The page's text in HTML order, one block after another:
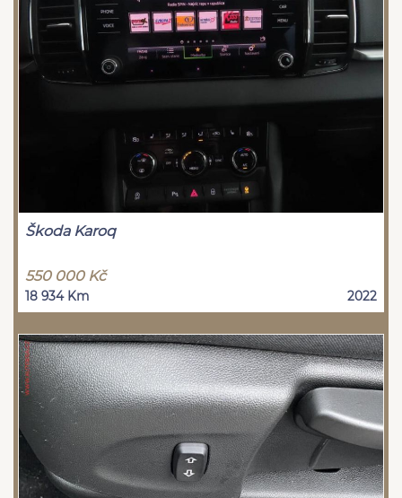
Škoda Karoq
550 000 Kč
18 934 Km 2022